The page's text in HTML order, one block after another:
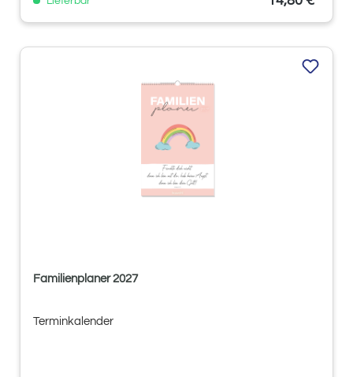
Familienplaner 2027
Terminkalender